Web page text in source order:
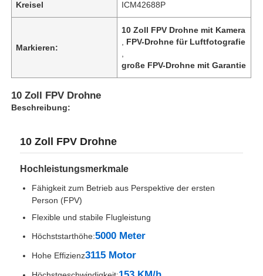
Zu Hause
Produkte
Über uns
Kreisel ICM42688P
Markieren:
10 Zoll FPV Drohne mit Kamera
FPV-Drohne für Luftfotografie
große FPV-Drohne mit Garantie
10 Zoll FPV Drohne
Beschreibung:
10 Zoll FPV Drohne
Hochleistungsmerkmale
Fähigkeit zum Betrieb aus Perspektive der ersten
Person (FPV)
Flexible und stabile Flugleistung
Höchststarthöhe:5000 Meter
Hohe Effizienz3115 Motor